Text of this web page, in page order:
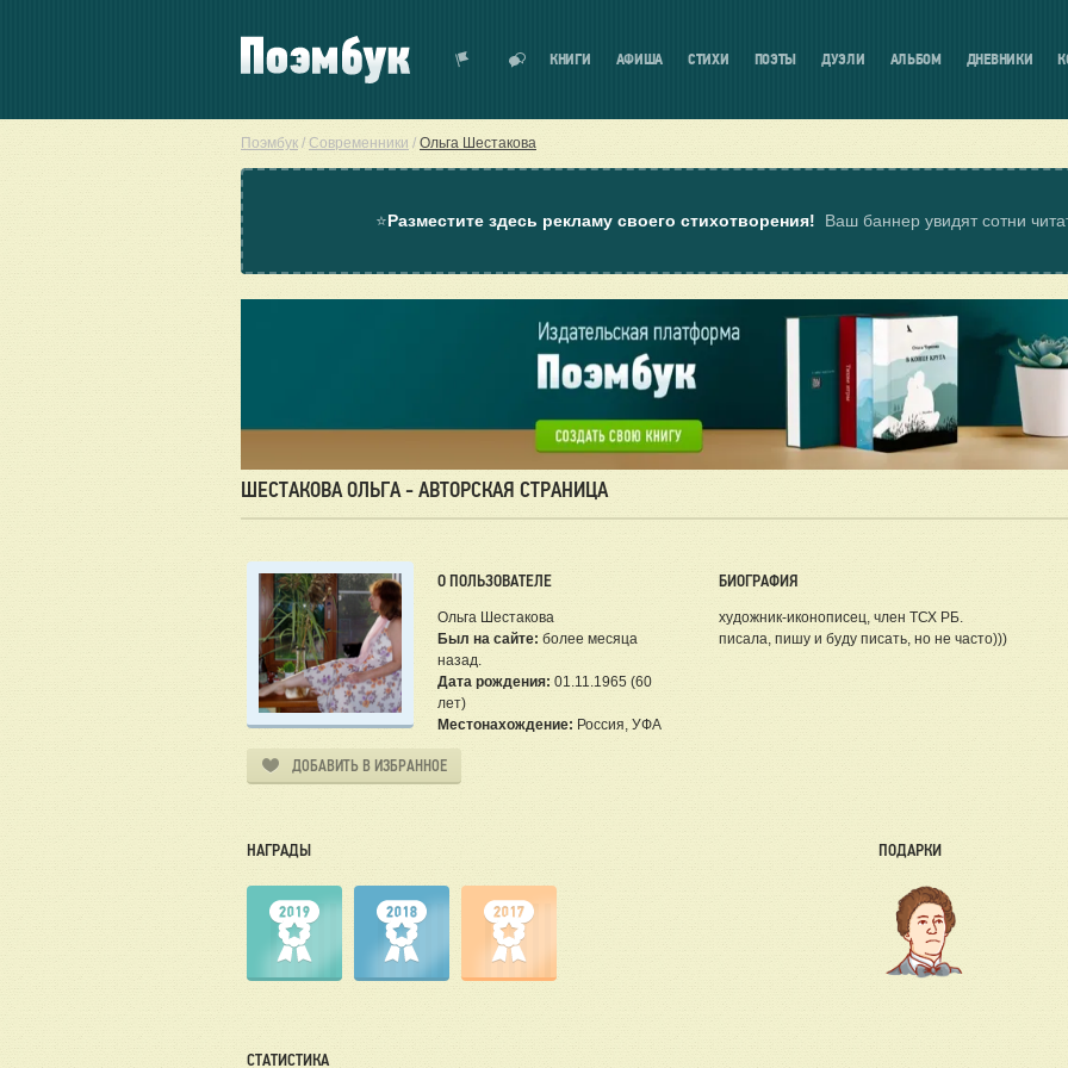
КНИГИ АФИША СТИХИ ПОЭТЫ ДУЭЛИ АЛЬБОМ ДНЕВНИКИ
Поэмбук / Современники / Ольга Шестакова
⭐Разместите здесь рекламу своего стихотворения! Ваш баннер увидят сотни
ШЕСТАКОВА ОЛЬГА - АВТОРСКАЯ СТРАНИЦА
О ПОЛЬЗОВАТЕЛЕ
Ольга Шестакова
Был на сайте: более месяца
назад.
Дата рождения: 01.11.1965 (60
лет)
Местонахождение: Россия, УФА
ДОБАВИТЬ В ИЗБРАННОЕ
БИОГРАФИЯ
художник-иконописец, член ТСХ РБ.
писала, пишу и буду писать, но не часто)))
НАГРАДЫ ПОДАРКИ
СТАТИСТИКА